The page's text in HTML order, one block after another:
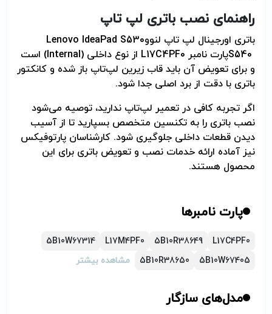
راهنمای نصب باتری لپ تاپ
باتری اورجینال لپ تاپ لنووLenovo IdeaPad S530
S540پارت نامبر L17C4PF0 از نوع داخلی (Internal) است
و برای تعویض آن باید قاب زیرین لپ‌تاپ باز شده و کانکتور
باتری با دقت از برد اصلی جدا شود.
اگر تجربه کافی در تعمیر لپ‌تاپ ندارید، توصیه می‌شود
نصب باتری را به تکنسین متخصص بسپارید تا از آسیب
دیدن قطعات داخلی جلوگیری شود. کارشناسان پارتوفیکس
نیز آماده ارائه خدمات نصب و تعویض باتری برای این
محصول هستند.
پارت نامبرها
L17C4PF0
5B10R38649
L17M4PF0
5B10W67314
5B10W67405
5B10R38650 مشاهده بیشتر
مدل‌های سازگار